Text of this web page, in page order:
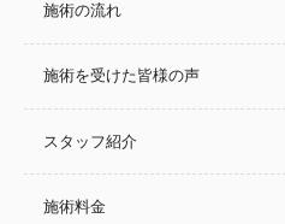
施術の流れ
施術を受けた皆様の声
スタッフ紹介
施術料金